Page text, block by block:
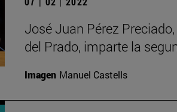
José Juan Pérez
del Prado, imparte la
Imagen Manuel Castells